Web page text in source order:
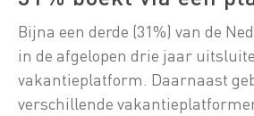
Bijna een derde (31%) van de
in de afgelopen drie jaar
vakantieplatform. Daarnaast
verschillende